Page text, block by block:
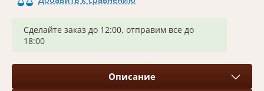
Сделайте заказ до 12:00, отправим все до
18:00
Описание